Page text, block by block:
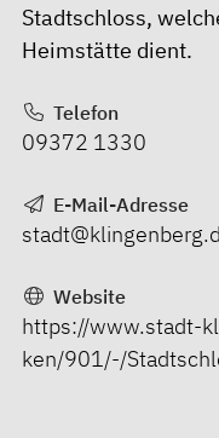
Stadtschloss,
Heimstätte dient.
Telefon
09372 1330
E-Mail-Adresse
Website
https://www.stadt-
ken/901/-/